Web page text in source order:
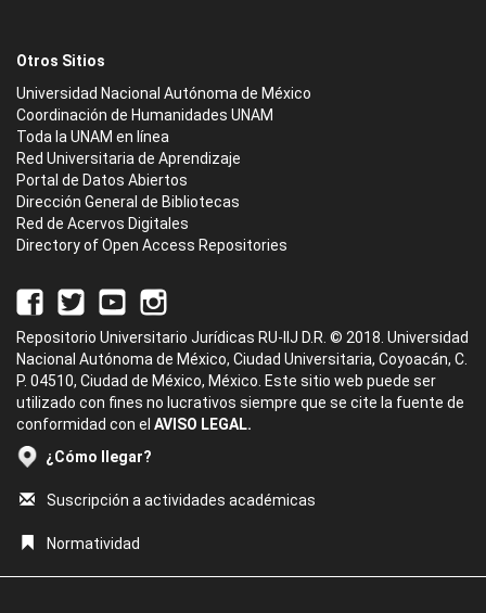
Otros Sitios
Universidad Nacional Autónoma de México
Coordinación de Humanidades UNAM
Toda la UNAM en línea
Red Universitaria de Aprendizaje
Portal de Datos Abiertos
Dirección General de Bibliotecas
Red de Acervos Digitales
Directory of Open Access Repositories
Repositorio Universitario Jurídicas RU-IIJ D.R. © 2018. Universidad
Nacional Autónoma de México, Ciudad Universitaria, Coyoacán, C.
P. 04510, Ciudad de México, México. Este sitio web puede ser
utilizado con fines no lucrativos siempre que se cite la fuente de
conformidad con el AVISO LEGAL.
¿Cómo llegar?
Suscripción a actividades académicas
Normatividad